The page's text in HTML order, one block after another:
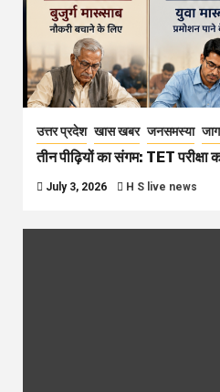
उत्तर प्रदेश खास खबर जनसमस्या
तीन पीढ़ियों का संगम: TET
July 3, 2026 H S live news